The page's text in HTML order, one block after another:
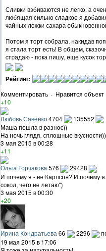
Сливки взбиваются не легко, а
любящая сильно сладкое я
чайных ложки сахара
Потом я торт собрала, накидав
я стала торт есть! В общем,
страдаю - пока пишу, еще кусок
Рейтинг:
Комментировать · Нравится объект
+10
Любовь Савенко4704
135552
Маша пошла в разнос))
На ночь глядя, сплошные вкусности))
3 мая 2015 в 00:28
+11
Ольга Горчакова 576
29428
И почему я - не Карлсон? И почему
сокол, чего не летаю")
3 мая 2015 в 00:30
+20
Ирина Кондратьева 66 2296
19 мая 2015 в 17:06